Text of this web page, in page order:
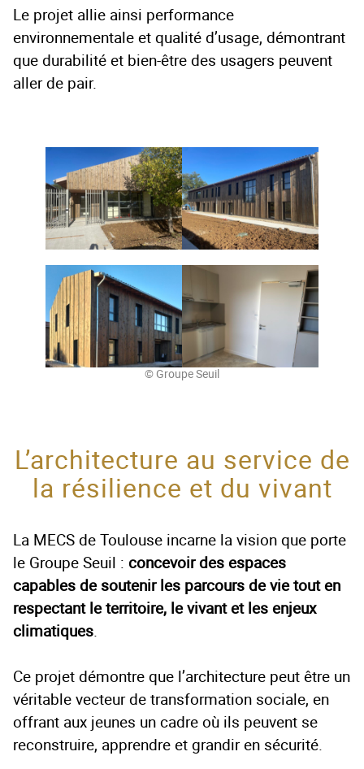
Le projet allie ainsi performance
environnementale et qualité d’usage, démontrant
que durabilité et bien-être des usagers peuvent
aller de pair.
© Groupe Seuil
L’architecture au service de
la résilience et du vivant
La MECS de Toulouse incarne la vision que porte
le Groupe Seuil : concevoir des espaces
capables de soutenir les parcours de vie tout en
respectant le territoire, le vivant et les enjeux
climatiques.
Ce projet démontre que l’architecture peut être un
véritable vecteur de transformation sociale, en
offrant aux jeunes un cadre où ils peuvent se
reconstruire, apprendre et grandir en sécurité.